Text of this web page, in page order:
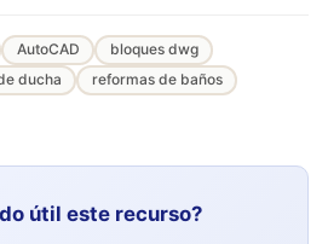
AutoCAD
bloques dwg
ducha reformas de baños
útil este recurso?